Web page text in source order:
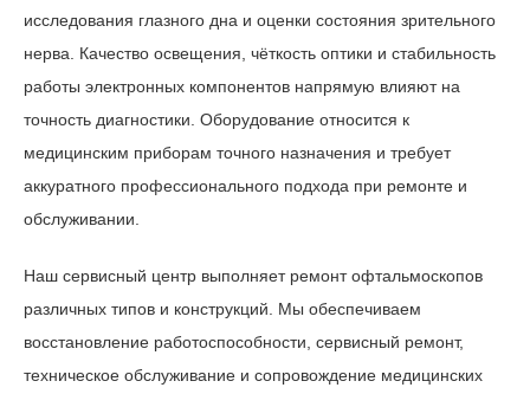
исследования глазного дна и оценки состояния зрительного
нерва. Качество освещения, чёткость оптики и стабильность
работы электронных компонентов напрямую влияют на
точность диагностики. Оборудование относится к
медицинским приборам точного назначения и требует
аккуратного профессионального подхода при ремонте и
обслуживании.
Наш сервисный центр выполняет ремонт офтальмоскопов
различных типов и конструкций. Мы обеспечиваем
восстановление работоспособности, сервисный ремонт,
техническое обслуживание и сопровождение медицинских